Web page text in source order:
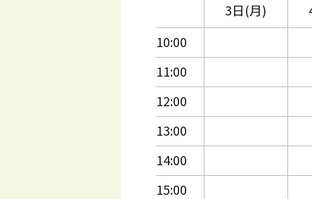
10:00
11:00
12:00
13:00
14:00
15:00
3日(月)